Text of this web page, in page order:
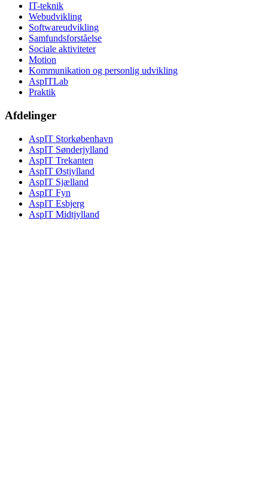
IT-teknik
Webudvikling
Softwareudvikling
Samfundsforståelse
Sociale aktiviteter
Motion
Kommunikation og personlig udvikling
AspITLab
Praktik
Afdelinger
AspIT Storkøbenhavn
AspIT Sønderjylland
AspIT Trekanten
AspIT Østjylland
AspIT Sjælland
AspIT Fyn
AspIT Esbjerg
AspIT Midtjylland